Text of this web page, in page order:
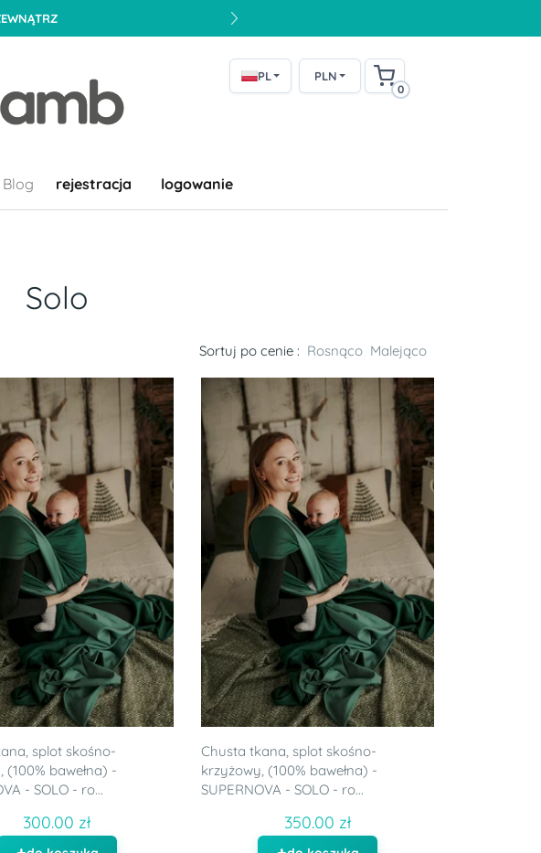
PL PLN
0
Blog rejestracja logowanie
Solo
Sortuj po cenie : Rosnąco Malejąco
splot skośno-
(100% bawełna) -
- SOLO - ro...
300.00 zł
Chusta tkana, splot skośno-
krzyżowy, (100% bawełna) -
SUPERNOVA - SOLO - ro...
350.00 zł